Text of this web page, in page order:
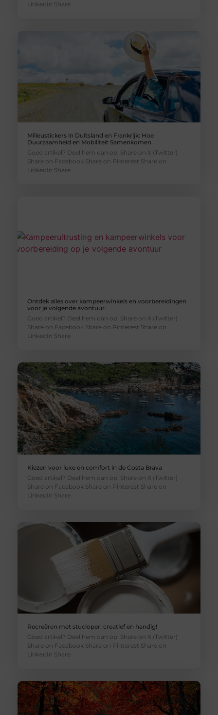
LinkedIn Share
Milieustickers in Duitsland en Frankrijk: Hoe
Duurzaamheid en Mobiliteit Samenkomen
Goed artikel? Deel hem dan op: Share on X (Twitter)
Share on Facebook Share on Pinterest Share on
LinkedIn Share
Ontdek alles over kampeerwinkels en voorbereidingen
voor je volgende avontuur
Goed artikel? Deel hem dan op: Share on X (Twitter)
Share on Facebook Share on Pinterest Share on
LinkedIn Share
Kiezen voor luxe en comfort in de Costa Brava
Goed artikel? Deel hem dan op: Share on X (Twitter)
Share on Facebook Share on Pinterest Share on
LinkedIn Share
Recreëren met stucloper: creatief en handig!
Goed artikel? Deel hem dan op: Share on X (Twitter)
Share on Facebook Share on Pinterest Share on
LinkedIn Share